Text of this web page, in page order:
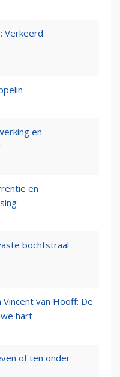
Verkeerd
en
en
bochtstraal
van Hooff: De
hart
of ten onder